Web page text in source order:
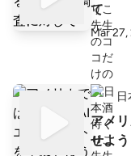
て
Mar
アメ
せよ